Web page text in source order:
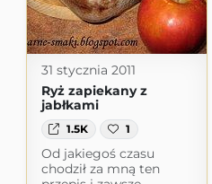
31 stycznia 2011
Ryż zapiekany z
jabłkami
1.5K 1
Od jakiegoś czasu
chodził za mną ten